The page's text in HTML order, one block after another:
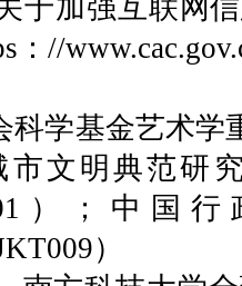
于加强互联网
：//
科学基金艺术学
文明典范研
）；中
）